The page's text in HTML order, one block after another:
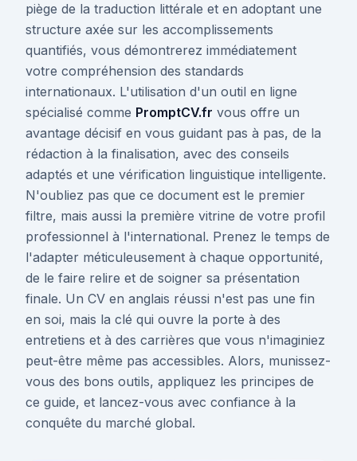
piège de la traduction littérale et en adoptant une
structure axée sur les accomplissements
quantifiés, vous démontrerez immédiatement
votre compréhension des standards
internationaux. L'utilisation d'un outil en ligne
spécialisé comme PromptCV.fr vous offre un
avantage décisif en vous guidant pas à pas, de la
rédaction à la finalisation, avec des conseils
adaptés et une vérification linguistique intelligente.
N'oubliez pas que ce document est le premier
filtre, mais aussi la première vitrine de votre profil
professionnel à l'international. Prenez le temps de
l'adapter méticuleusement à chaque opportunité,
de le faire relire et de soigner sa présentation
finale. Un CV en anglais réussi n'est pas une fin
en soi, mais la clé qui ouvre la porte à des
entretiens et à des carrières que vous n'imaginiez
peut-être même pas accessibles. Alors, munissez-
vous des bons outils, appliquez les principes de
ce guide, et lancez-vous avec confiance à la
conquête du marché global.